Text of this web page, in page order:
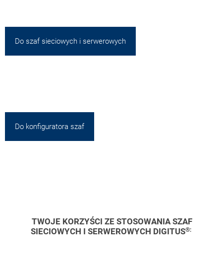
Do szaf sieciowych i serwerowych
Do konfiguratora szaf
TWOJE KORZYŚCI ZE STOSOWANIA SZAF
SIECIOWYCH I SERWEROWYCH DIGITUS®: